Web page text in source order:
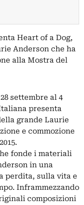
Heart of a Dog,
Anderson che ha
alla Mostra del
settembre al 4
presenta
grande Laurie
e commozione
fonde i materiali
in una
perdita, sulla vita e
Inframmezzando
composizioni